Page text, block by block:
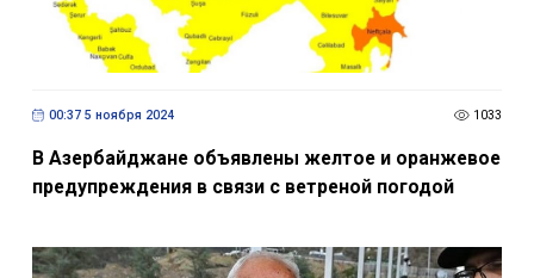
00:37 5 ноября 2024 1033
В Азербайджане объявлены желтое и оранжевое
предупреждения в связи с ветреной погодой